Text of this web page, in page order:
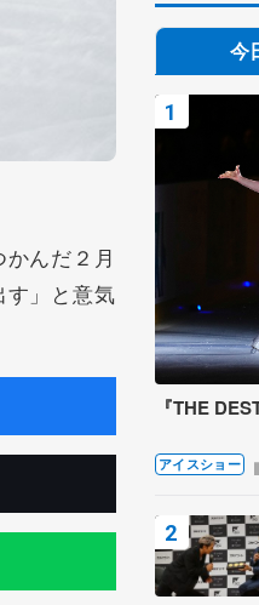
んだ２月
」と意気
今
『THE
アイスショー